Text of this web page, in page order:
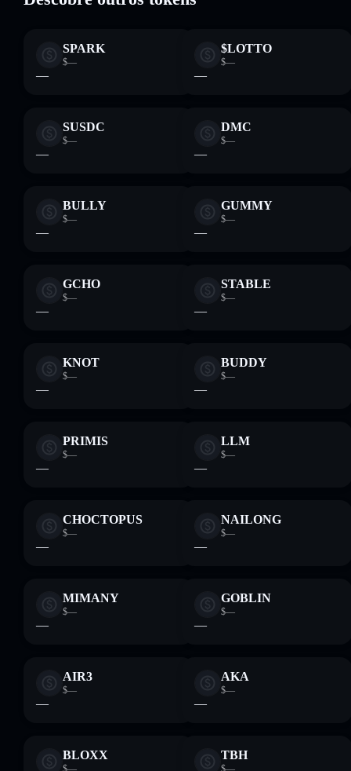
SPARK
$—
—
$LOTTO
$—
—
SUSDC
$—
—
DMC
$—
—
BULLY
$—
—
GUMMY
$—
—
GCHO
$—
—
STABLE
$—
—
KNOT
$—
—
BUDDY
$—
—
PRIMIS
$—
—
LLM
$—
—
CHOCTOPUS
$—
—
NAILONG
$—
—
MIMANY
$—
—
GOBLIN
$—
—
AIR3
$—
—
AKA
$—
—
BLOXX
$—
TBH
$—